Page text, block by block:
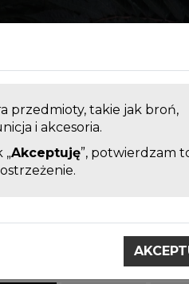
I
KOMORY
przedmioty, takie jak broń,
i akcesoria.
„Akceptuję”, potwierdzam
ostrzeżenie.